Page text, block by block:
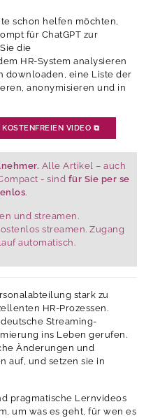
schon helfen möchten,
für ChatGPT zur
die
HR-System analysieren
downloaden, eine Liste der
anonymisieren und in
VIDEO ⧉
Alle Artikel – auch
- sind für Sie per se
.
und streamen.
streamen. Zugang
automatisch.
stark zu
HR-Prozessen.
Streaming-
ins Leben gerufen.
Änderungen und
auf, und setzen sie in
pragmatische Lernvideos
um was es geht, für wen es